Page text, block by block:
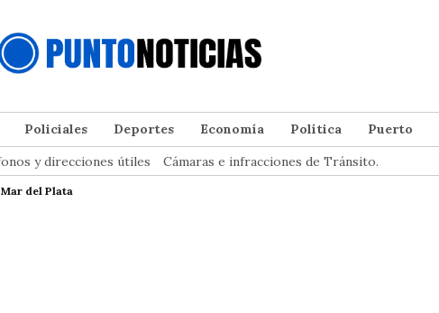
Policiales Deportes Economía Política Puerto
y direcciones útiles Cámaras e infracciones de Tránsito.
del Plata